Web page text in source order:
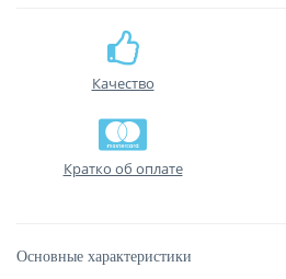
Качество
Кратко об оплате
Основные характеристики